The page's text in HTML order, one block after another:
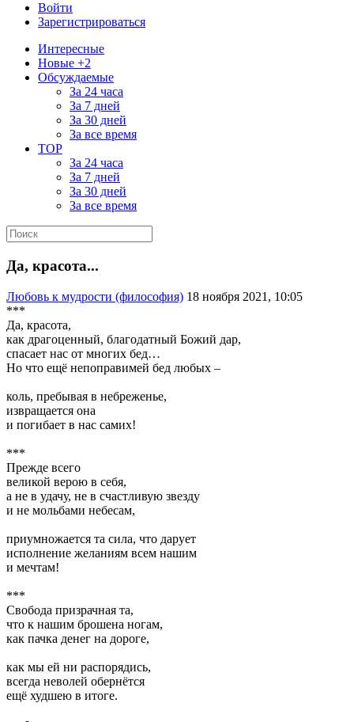
Войти
Зарегистрироваться
Интересные
Новые +2
Обсуждаемые
За 24 часа
За 7 дней
За 30 дней
За все время
TOP
За 24 часа
За 7 дней
За 30 дней
За все время
Да, красота...
Любовь к мудрости (философия) 18 ноября 2021, 10:05
***
Да, красота,
как драгоценный, благодатный Божий дар,
спасает нас от многих бед…
Но что ещё непоправимей бед любых –
коль, пребывая в небреженье,
извращается она
и погибает в нас самих!
***
Прежде всего
великой верою в себя,
а не в удачу, не в счастливую звезду
и не мольбами небесам,
приумножается та сила, что дарует
исполнение желаниям всем нашим
и мечтам!
***
Свобода призрачная та,
что к нашим брошена ногам,
как пачка денег на дороге,
как мы ей ни распорядись,
всегда неволей обернётся
ещё худшею в итоге.